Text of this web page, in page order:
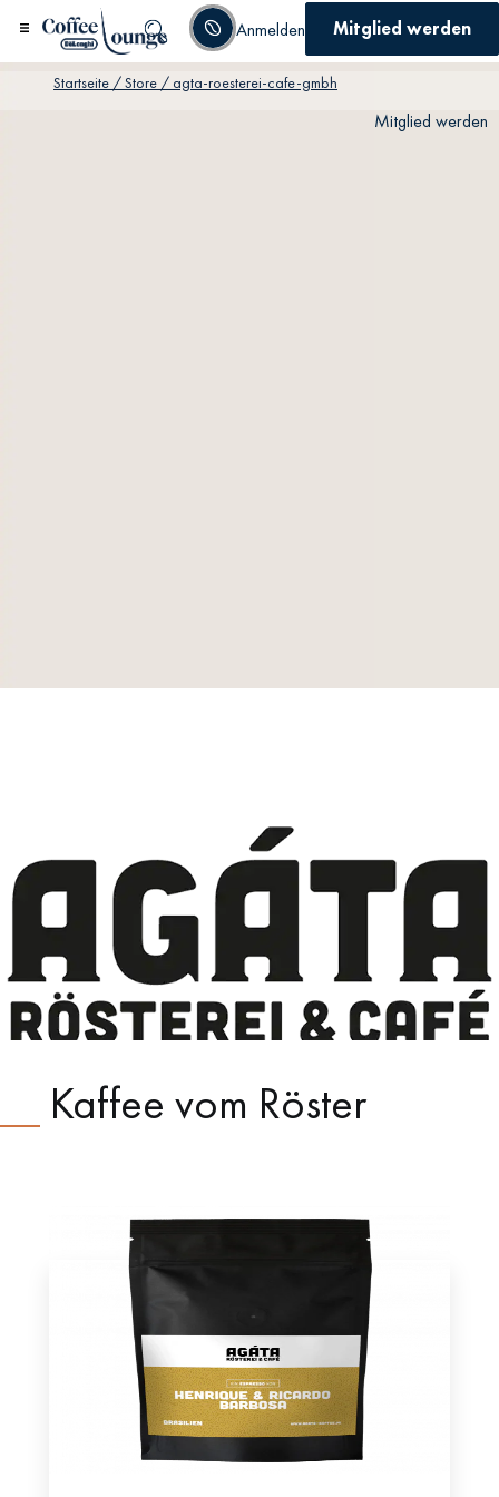
Anmelden Mitglied werden
Mitglied werden
Startseite / Store / agta-roesterei-cafe-gmbh
Kaffee vom Röster